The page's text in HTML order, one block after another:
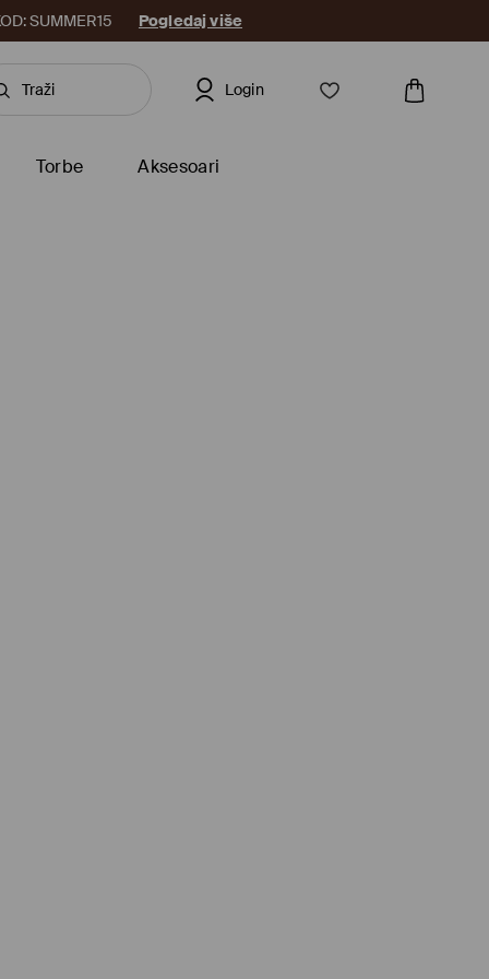
SUMMER15 Pogledaj više
Login
Torbe Aksesoari